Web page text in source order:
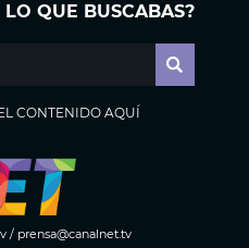
QUE BUSCABAS?
CONTENIDO AQUÍ
/ prensa@canalnet.tv